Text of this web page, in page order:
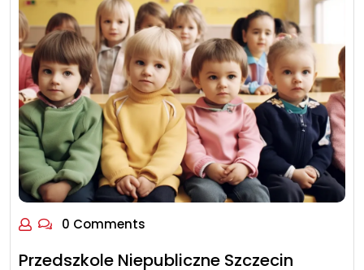
0 Comments
Przedszkole Niepubliczne Szczecin